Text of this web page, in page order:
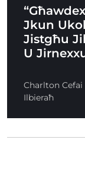
Jkun
Jistgħu
U
Charlton Cefai
Ilbieraħ